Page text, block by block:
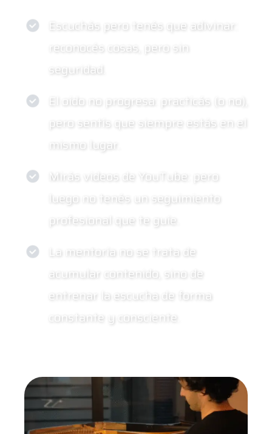
Escuchás pero tenés que adivinar:
reconocés cosas, pero sin
seguridad.
El oído no progresa: practicás (o no),
pero sentís que siempre estás en el
mismo lugar.
Mirás videos de YouTube: pero
luego no tenés un seguimiento
profesional que te guíe.
La mentoría no se trata de
acumular contenido, sino de
entrenar la escucha de forma
constante y consciente.